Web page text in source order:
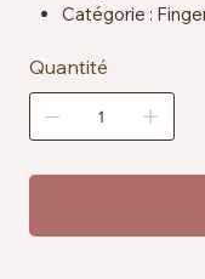
Catégorie :
Échantillon : env.
Certification :
Entretien :
Quantité